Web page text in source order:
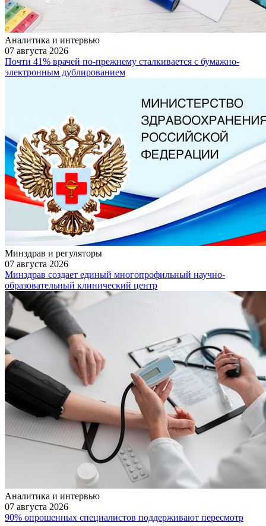
Аналитика и интервью
07 августа 2026
Почти 41% врачей по-прежнему сталкивается с бумажно-
электронным дублированием
Минздрав и регуляторы
07 августа 2026
Минздрав создает единый многопрофильный научно-
образовательный клинический центр
Аналитика и интервью
07 августа 2026
90% опрошенных специалистов поддерживают пересмотр